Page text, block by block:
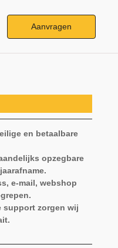
Aanvragen
en betaalbare
opzegbare
e-mail, webshop
support zorgen wij